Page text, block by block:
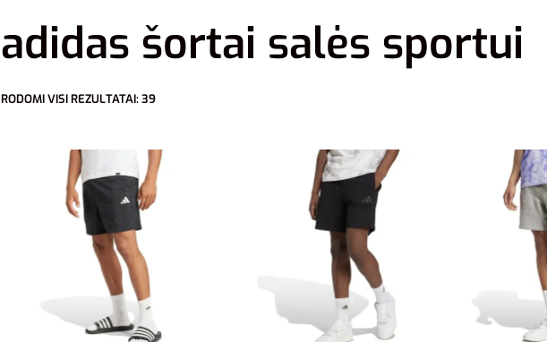
adidas šortai salės sportui
RODOMI VISI REZULTATAI: 39